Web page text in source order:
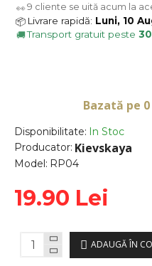
Disponibilitate: In Stoc
Producator: Kievskaya
Model: RP04
Bazată pe
19.90 Lei
ADAUGĂ ÎN
👀 9 cliente se uită acum la
📦 Livrare rapidă: Luni, 10
🚚Transport gratuit peste